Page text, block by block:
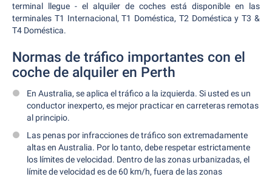
terminal llegue - el alquiler de coches está disponible en las
terminales T1 Internacional, T1 Doméstica, T2 Doméstica y T3 &
T4 Doméstica.
Normas de tráfico importantes con el
coche de alquiler en Perth
En Australia, se aplica el tráfico a la izquierda. Si usted es un
conductor inexperto, es mejor practicar en carreteras remotas
al principio.
Las penas por infracciones de tráfico son extremadamente
altas en Australia. Por lo tanto, debe respetar estrictamente
los límites de velocidad. Dentro de las zonas urbanizadas, el
límite de velocidad es de 60 km/h, fuera de las zonas